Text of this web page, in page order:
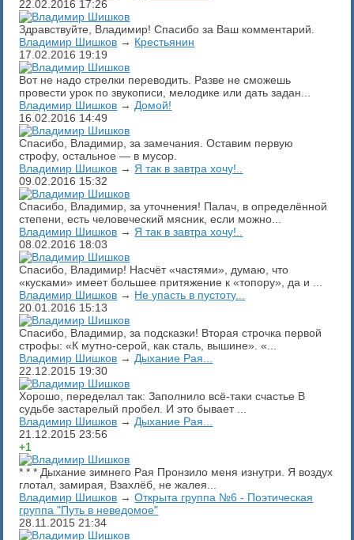
22.02.2016 17:26
Здравствуйте, Владимир! Спасибо за Ваш комментарий.
Владимир Шишков → Крестьянин
17.02.2016 19:19
Вот не надо стрелки переводить. Разве не сможешь
провести урок по звукописи, мелодике или дать задан...
Владимир Шишков →Домой!
16.02.2016 14:49
Спасибо, Владимир, за замечания. Оставим первую
строфу, остальное — в мусор.
Владимир Шишков →Я так в завтра хочу!..
09.02.2016 15:32
Спасибо, Владимир, за уточнения! Палач, в определённой
степени, есть человеческий мясник, если можно...
Владимир Шишков →Я так в завтра хочу!..
08.02.2016 18:03
Спасибо, Владимир! Насчёт «частями», думаю, что
«кусками» имеет большее притяжение к «топору», да и ...
Владимир Шишков → Не упасть в пустоту...
20.01.2016 15:13
Спасибо, Владимир, за подсказки! Вторая строчка первой
строфы: «К мутно-серой, как сталь, вышине». «...
Владимир Шишков →Дыхание Рая...
22.12.2015 19:30
Хорошо, переделал так: Заполнило всё-таки счастье В
судьбе застарелый пробел. И это бывает ...
Владимир Шишков →Дыхание Рая...
21.12.2015 23:56
+1
* * * Дыхание зимнего Рая Пронзило меня изнутри. Я воздух
глотал, замирая, Взахлёб, не жалея...
Владимир Шишков →Открыта группа №6 - Поэтическая
группа "Путь в неведомое"
28.11.2015 21:34